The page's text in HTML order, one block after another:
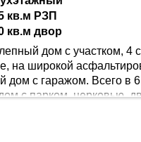
кв.м РЗП
кв.м двор
дом с участком, 4
на широкой
дом с гаражом. Всего в
с парком, церковью,